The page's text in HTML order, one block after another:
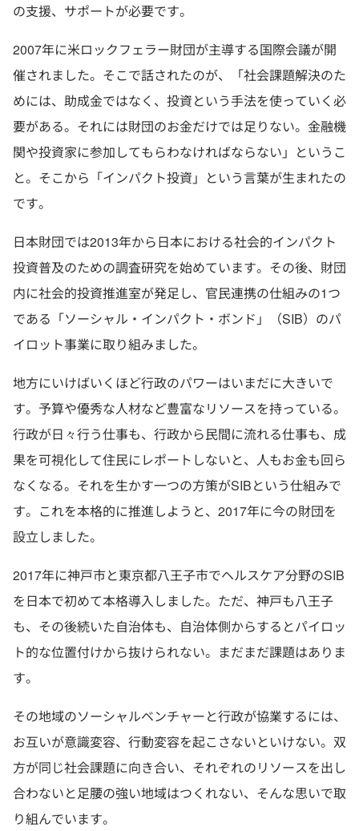
の支援、サポートが必要です。
2007年に米ロックフェラー財団が主導する国際会議が開
催されました。そこで話されたのが、「社会課題解決のた
めには、助成金ではなく、投資という手法を使っていく必
要がある。それには財団のお金だけでは足りない。金融機
関や投資家に参加してもらわなければならない」というこ
と。そこから「インパクト投資」という言葉が生まれたの
です。
日本財団では2013年から日本における社会的インパクト
投資普及のための調査研究を始めています。その後、財団
内に社会的投資推進室が発足し、官民連携の仕組みの1つ
である「ソーシャル・インパクト・ボンド」（SIB）のパ
イロット事業に取り組みました。
地方にいけばいくほど行政のパワーはいまだに大きいで
す。予算や優秀な人材など豊富なリソースを持っている。
行政が日々行う仕事も、行政から民間に流れる仕事も、成
果を可視化して住民にレポートしないと、人もお金も回ら
なくなる。それを生かす一つの方策がSIBという仕組みで
す。これを本格的に推進しようと、2017年に今の財団を
設立しました。
2017年に神戸市と東京都八王子市でヘルスケア分野のSIB
を日本で初めて本格導入しました。ただ、神戸も八王子
も、その後続いた自治体も、自治体側からするとパイロッ
ト的な位置付けから抜けられない。まだまだ課題はありま
す。
その地域のソーシャルベンチャーと行政が協業するには、
お互いが意識変容、行動変容を起こさないといけない。双
方が同じ社会課題に向き合い、それぞれのリソースを出し
合わないと足腰の強い地域はつくれない、そんな思いで取
り組んでいます。